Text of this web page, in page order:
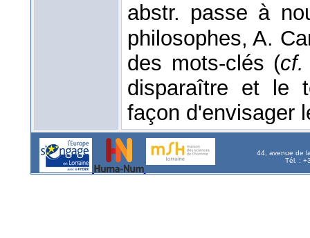
abstr. passe à
philosophes, A.
des mots-clés (cf.
disparaître et le
façon d'envisager
44, avenue de
Tél. :